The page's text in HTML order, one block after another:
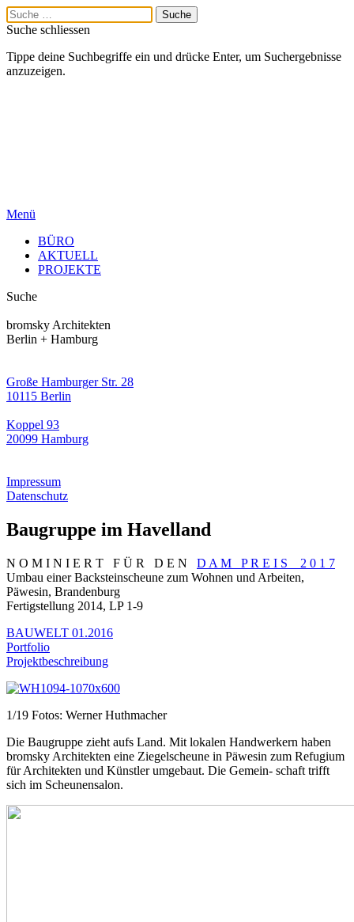
Suche schliessen
Tippe deine Suchbegriffe ein und drücke Enter, um Suchergebnisse
anzuzeigen.
Menü
BÜRO
AKTUELL
PROJEKTE
Suche
bromsky Architekten
Berlin + Hamburg
Große Hamburger Str. 28
10115 Berlin
Koppel 93
20099 Hamburg
Impressum
Datenschutz
Baugruppe im Havelland
N O M I N I E R T F Ü R D E N D A M P R E I S 2 0 1 7
Umbau einer Backsteinscheune zum Wohnen und Arbeiten,
Päwesin, Brandenburg
Fertigstellung 2014, LP 1-9
BAUWELT 01.2016
Portfolio
Projektbeschreibung
1/19 Fotos: Werner Huthmacher
Die Baugruppe zieht aufs Land. Mit lokalen Handwerkern haben
bromsky Architekten eine Ziegelscheune in Päwesin zum Refugium
für Architekten und Künstler umgebaut. Die Gemein- schaft trifft
sich im Scheunensalon.